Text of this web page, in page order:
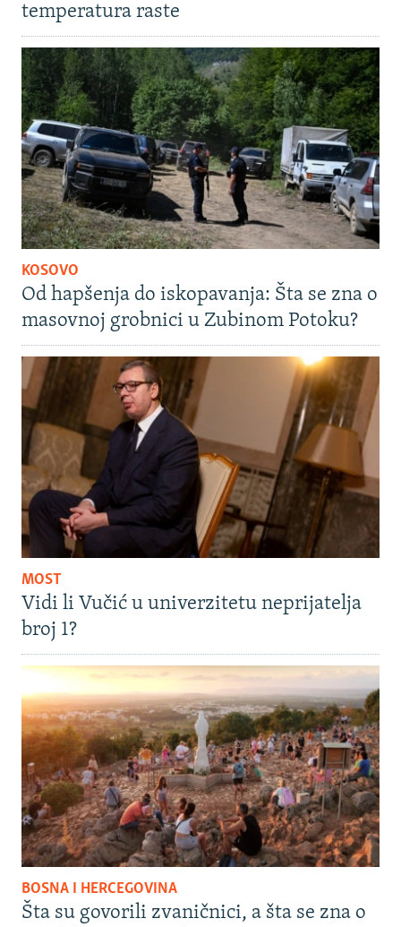
temperatura raste
KOSOVO
Od hapšenja do iskopavanja: Šta se zna o
masovnoj grobnici u Zubinom Potoku?
MOST
Vidi li Vučić u univerzitetu neprijatelja
broj 1?
BOSNA I HERCEGOVINA
Šta su govorili zvaničnici, a šta se zna o